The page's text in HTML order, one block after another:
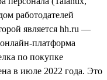
работодателей
является hh.ru —
платформа
по покупке
в июле 2022 года. Это